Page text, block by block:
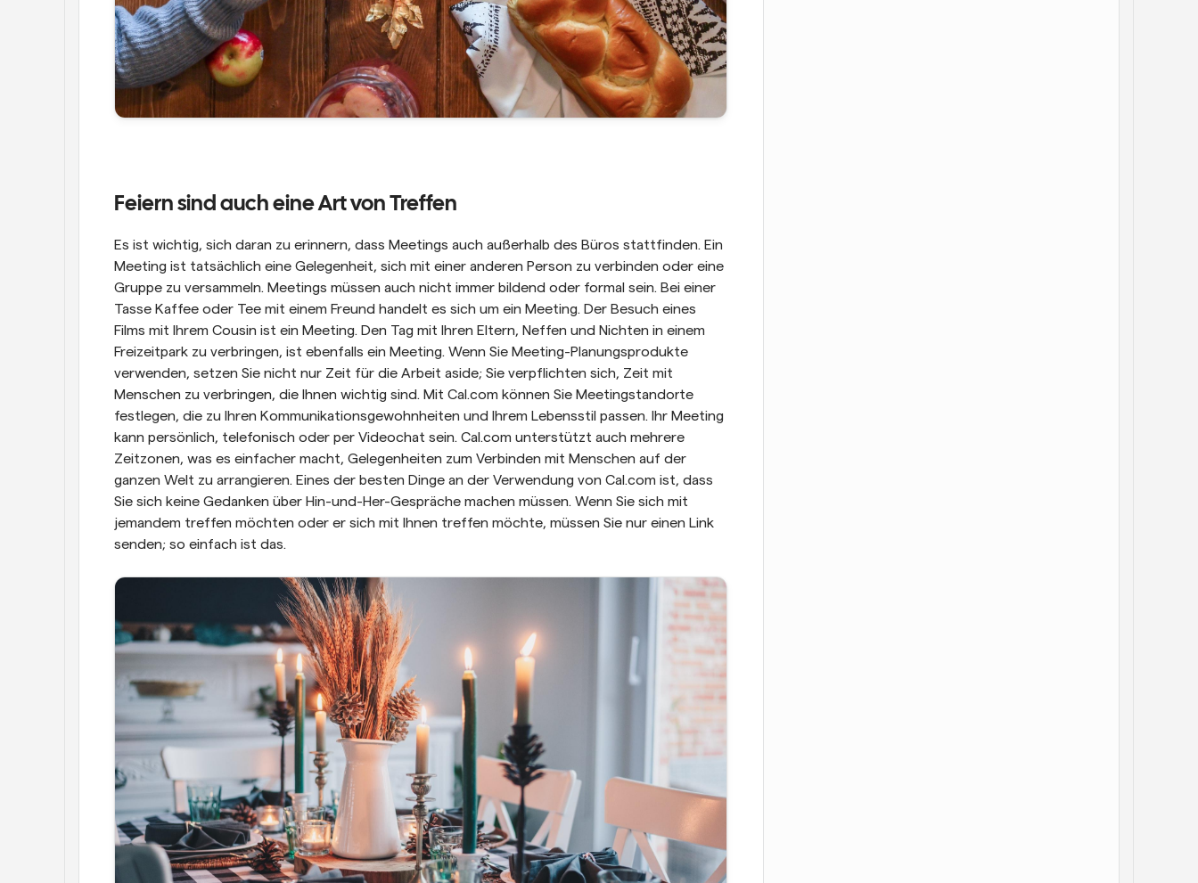
Feiern sind auch eine Art von Treffen
Es ist wichtig, sich daran zu erinnern, dass Meetings auch außerhalb des Büros stattfinden. Ein
Meeting ist tatsächlich eine Gelegenheit, sich mit einer anderen Person zu verbinden oder eine
Gruppe zu versammeln. Meetings müssen auch nicht immer bildend oder formal sein. Bei einer
Tasse Kaffee oder Tee mit einem Freund handelt es sich um ein Meeting. Der Besuch eines
Films mit Ihrem Cousin ist ein Meeting. Den Tag mit Ihren Eltern, Neffen und Nichten in einem
Freizeitpark zu verbringen, ist ebenfalls ein Meeting. Wenn Sie Meeting-Planungsprodukte
verwenden, setzen Sie nicht nur Zeit für die Arbeit aside; Sie verpflichten sich, Zeit mit
Menschen zu verbringen, die Ihnen wichtig sind. Mit Cal.com können Sie Meetingstandorte
festlegen, die zu Ihren Kommunikationsgewohnheiten und Ihrem Lebensstil passen. Ihr Meeting
kann persönlich, telefonisch oder per Videochat sein. Cal.com unterstützt auch mehrere
Zeitzonen, was es einfacher macht, Gelegenheiten zum Verbinden mit Menschen auf der
ganzen Welt zu arrangieren. Eines der besten Dinge an der Verwendung von Cal.com ist, dass
Sie sich keine Gedanken über Hin-und-Her-Gespräche machen müssen. Wenn Sie sich mit
jemandem treffen möchten oder er sich mit Ihnen treffen möchte, müssen Sie nur einen Link
senden; so einfach ist das.